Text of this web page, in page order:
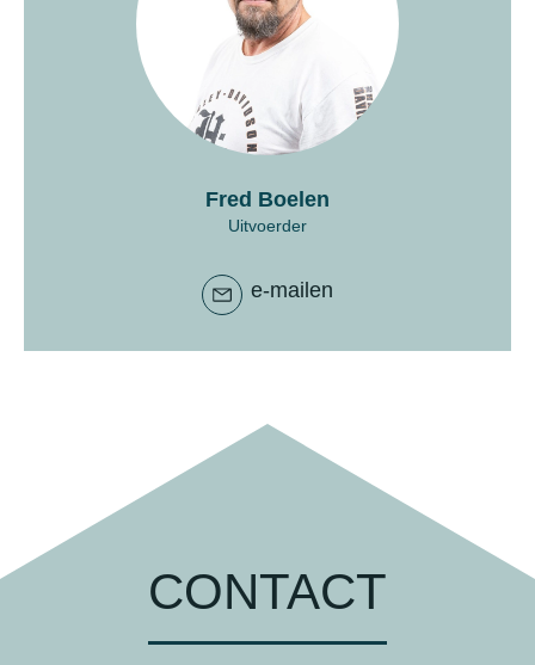
Fred Boelen
Uitvoerder
e-mailen
CONTACT